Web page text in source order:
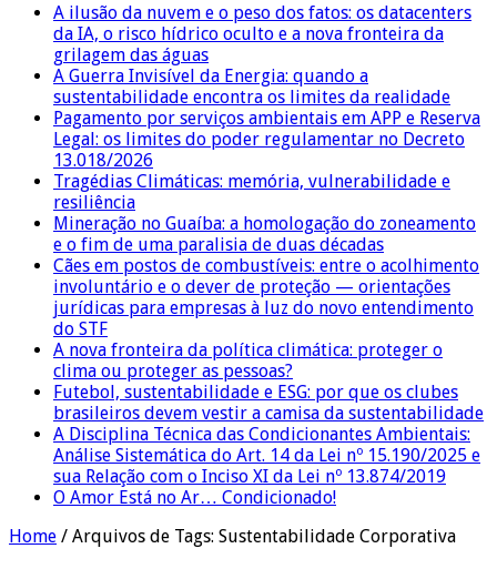
A ilusão da nuvem e o peso dos fatos: os datacenters
da IA, o risco hídrico oculto e a nova fronteira da
grilagem das águas
A Guerra Invisível da Energia: quando a
sustentabilidade encontra os limites da realidade
Pagamento por serviços ambientais em APP e Reserva
Legal: os limites do poder regulamentar no Decreto
13.018/2026
Tragédias Climáticas: memória, vulnerabilidade e
resiliência
Mineração no Guaíba: a homologação do zoneamento
e o fim de uma paralisia de duas décadas
Cães em postos de combustíveis: entre o acolhimento
involuntário e o dever de proteção — orientações
jurídicas para empresas à luz do novo entendimento
do STF
A nova fronteira da política climática: proteger o
clima ou proteger as pessoas?
Futebol, sustentabilidade e ESG: por que os clubes
brasileiros devem vestir a camisa da sustentabilidade
A Disciplina Técnica das Condicionantes Ambientais:
Análise Sistemática do Art. 14 da Lei nº 15.190/2025 e
sua Relação com o Inciso XI da Lei nº 13.874/2019
O Amor Está no Ar… Condicionado!
Home / Arquivos de Tags: Sustentabilidade Corporativa